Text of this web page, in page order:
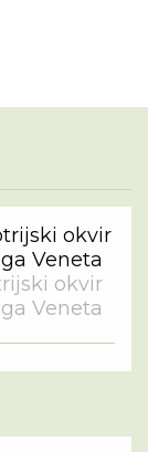
okvir
Veneta